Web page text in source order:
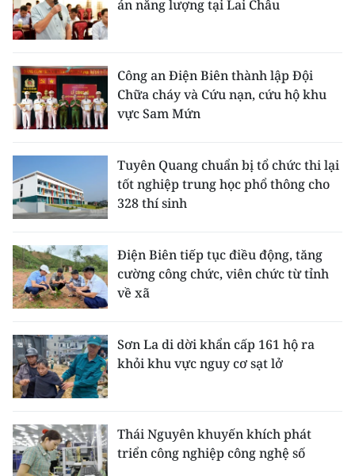
án năng lượng tại Lai Châu
Công an Điện Biên thành lập Đội
Chữa cháy và Cứu nạn, cứu hộ khu
vực Sam Mứn
Tuyên Quang chuẩn bị tổ chức thi lại
tốt nghiệp trung học phổ thông cho
328 thí sinh
Điện Biên tiếp tục điều động, tăng
cường công chức, viên chức từ tỉnh
về xã
Sơn La di dời khẩn cấp 161 hộ ra
khỏi khu vực nguy cơ sạt lở
Thái Nguyên khuyến khích phát
triển công nghiệp công nghệ số